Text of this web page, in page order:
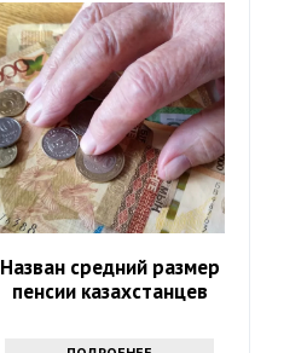
Назван средний размер
пенсии казахстанцев